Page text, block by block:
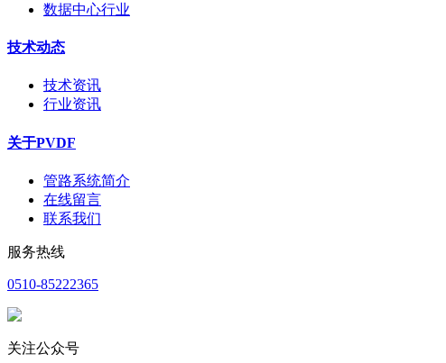
数据中心行业
技术动态
技术资讯
行业资讯
关于PVDF
管路系统简介
在线留言
联系我们
服务热线
0510-85222365
关注公众号